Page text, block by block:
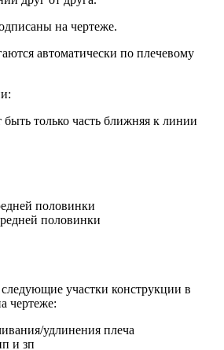
на чертеже.
автоматически по плечевому
только часть ближняя к линии
половинки
половинки
участки конструкции в
чертеже:
удлинения плеча
и зп